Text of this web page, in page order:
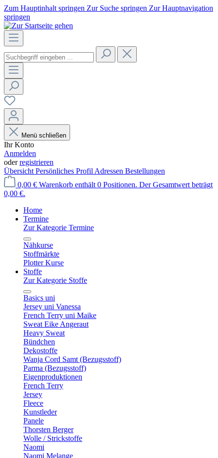
Zum Hauptinhalt springen Zur Suche springen Zur Hauptnavigation
springen
Menü schließen
Ihr Konto
Anmelden
oderregistrieren
Übersicht Persönliches Profil Adressen Bestellungen
0,00 € Warenkorb enthält 0 Positionen. Der Gesamtwert beträgt
0,00 €.
Home
Termine
Zur Kategorie Termine
Nähkurse
Stoffmärkte
Plotter Kurse
Stoffe
Zur Kategorie Stoffe
Basics uni
Jersey uni Vanessa
French Terry uni Maike
Sweat Eike Angeraut
Heavy Sweat
Bündchen
Dekostoffe
Wanja Cord Samt (Bezugsstoff)
Parma (Bezugsstoff)
Eigenproduktionen
French Terry
Jersey
Fleece
Kunstleder
Panele
Thorsten Berger
Wolle / Strickstoffe
Naomi
Naomi Melange